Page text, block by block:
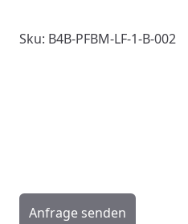
Sku: B4B-PFBM-LF-1-B-002
Anfrage senden